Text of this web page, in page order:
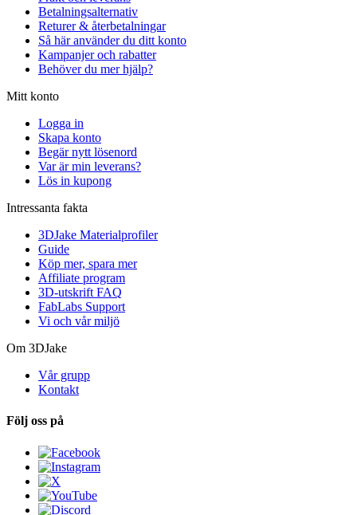
Betalningsalternativ
Returer & återbetalningar
Så här använder du ditt konto
Kampanjer och rabatter
Behöver du mer hjälp?
Mitt konto
Logga in
Skapa konto
Begär nytt lösenord
Var är min leverans?
Lös in kupong
Intressanta fakta
3DJake Materialprofiler
Guide
Köp mer, spara mer
Affiliate program
3D-utskrift FAQ
FabLabs Support
Vi och vår miljö
Om 3DJake
Vår grupp
Kontakt
Följ oss på